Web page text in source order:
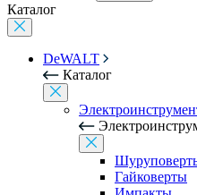
Каталог
DeWALT
Каталог
Гайковерты